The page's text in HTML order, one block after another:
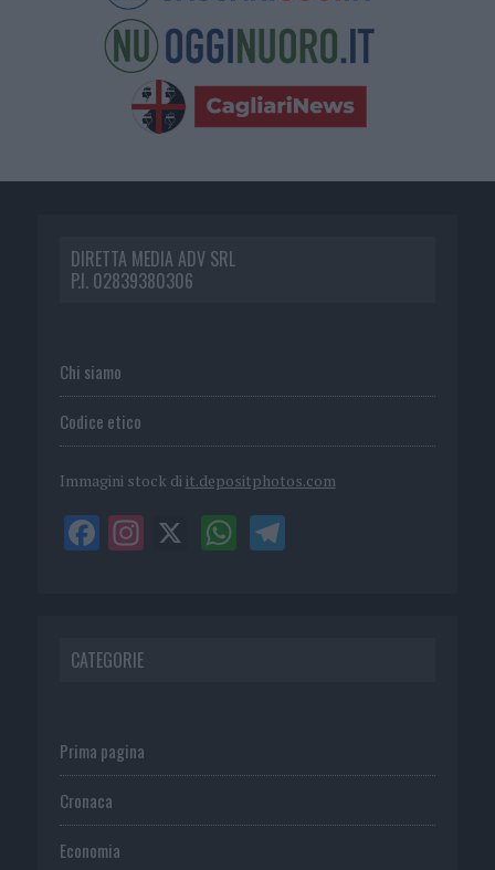
DIRETTA MEDIA ADV SRL
P.I. 02839380306
Chi siamo
Codice etico
Immagini stock di it.depositphotos.com
CATEGORIE
Prima pagina
Cronaca
Economia